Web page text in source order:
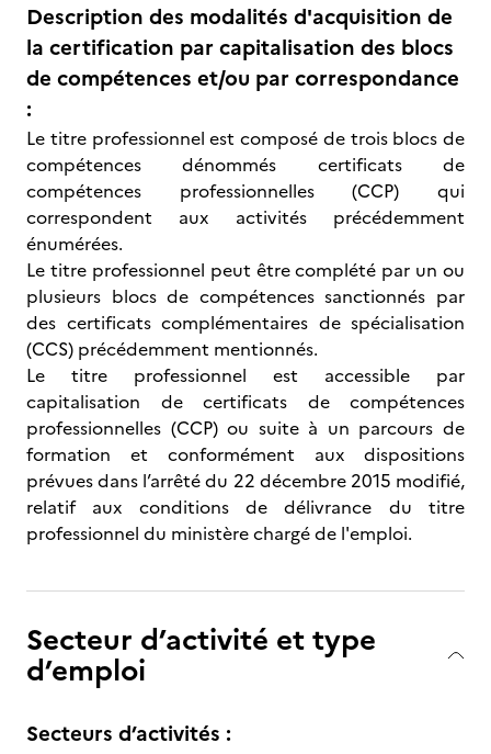
Description des modalités d'acquisition de
la certification par capitalisation des blocs
de compétences et/ou par correspondance
:
Le titre professionnel est composé de trois blocs de
compétences dénommés certificats de
compétences professionnelles (CCP) qui
correspondent aux activités précédemment
énumérées.
Le titre professionnel peut être complété par un ou
plusieurs blocs de compétences sanctionnés par
des certificats complémentaires de spécialisation
(CCS) précédemment mentionnés.
Le titre professionnel est accessible par
capitalisation de certificats de compétences
professionnelles (CCP) ou suite à un parcours de
formation et conformément aux dispositions
prévues dans l’arrêté du 22 décembre 2015 modifié,
relatif aux conditions de délivrance du titre
professionnel du ministère chargé de l'emploi.
Secteur d’activité et type
d’emploi
Secteurs d’activités :